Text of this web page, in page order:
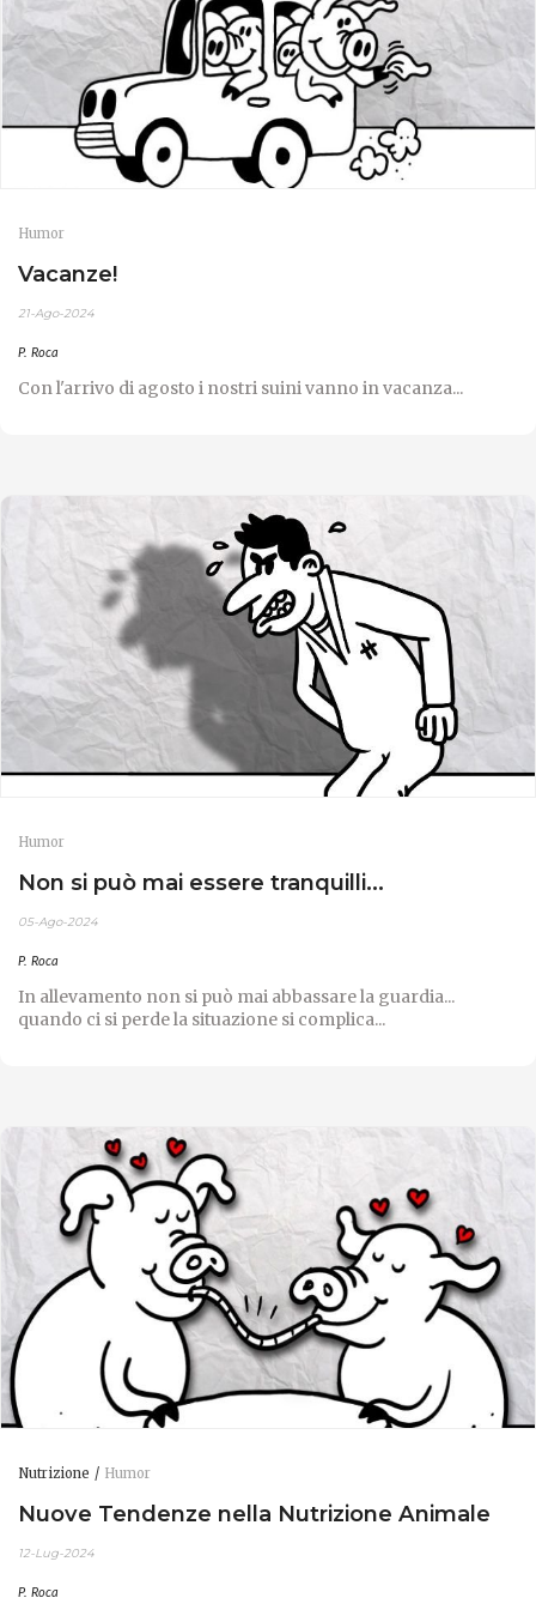
Humor
Vacanze!
21-Ago-2024
P. Roca
Con l'arrivo di agosto i nostri suini vanno in vacanza...
Humor
Non si può mai essere tranquilli...
05-Ago-2024
P. Roca
In allevamento non si può mai abbassare la guardia...
quando ci si perde la situazione si complica...
Nutrizione Humor
Nuove Tendenze nella Nutrizione Animale
12-Lug-2024
P. Roca